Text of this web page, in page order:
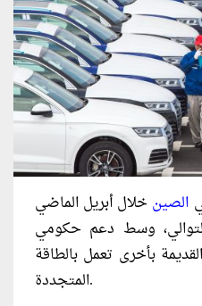
الصين خلال أبريل الماضي
وسط دعم حكومي
بأخرى تعمل بالطاقة
المتجددة.